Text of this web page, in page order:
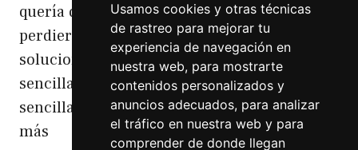
Usamos cookies y otras técnicas
de rastreo para mejorar tu
experiencia de navegación en
nuestra web, para mostrarte
contenidos personalizados y
anuncios adecuados, para analizar
el tráfico en nuestra web y para
comprender de donde llegan
quería que ninguno de los correos se
perdiera. Así que después de buscar posibles
soluciones encontré una rápida y
sencilla.Hay alguna solución mas
sencilla,pero esta no se tarda nada …Leer
más